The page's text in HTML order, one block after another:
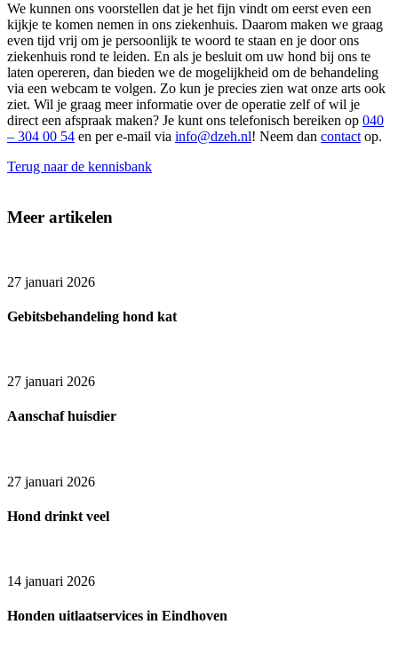
We kunnen ons voorstellen dat je het fijn vindt om eerst even een
kijkje te komen nemen in ons ziekenhuis. Daarom maken we graag
even tijd vrij om je persoonlijk te woord te staan en je door ons
ziekenhuis rond te leiden. En als je besluit om uw hond bij ons te
laten opereren, dan bieden we de mogelijkheid om de behandeling
via een webcam te volgen. Zo kun je precies zien wat onze arts ook
ziet. Wil je graag meer informatie over de operatie zelf of wil je
direct een afspraak maken? Je kunt ons telefonisch bereiken op 040
– 304 00 54 en per e-mail via info@dzeh.nl! Neem dan contact op.
Terug naar de kennisbank
Meer artikelen
27 januari 2026
Gebitsbehandeling hond kat
27 januari 2026
Aanschaf huisdier
27 januari 2026
Hond drinkt veel
14 januari 2026
Honden uitlaatservices in Eindhoven